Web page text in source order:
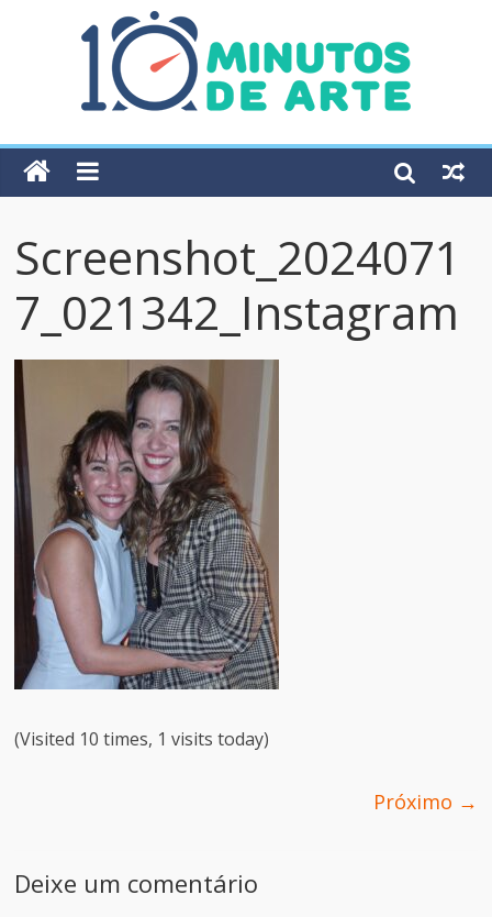
Screenshot_2024071
7_021342_Instagram
(Visited 10 times, 1 visits today)
Próximo →
Deixe um comentário